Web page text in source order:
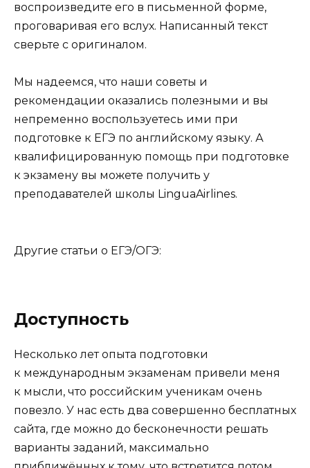
воспроизведите его в письменной форме,
проговаривая его вслух. Написанный текст
сверьте с оригиналом.
Мы надеемся, что наши советы и
рекомендации оказались полезными и вы
непременно воспользуетесь ими при
подготовке к ЕГЭ по английскому языку. А
квалифицированную помощь при подготовке
к экзамену вы можете получить у
преподавателей школы LinguaAirlines.
Другие статьи о ЕГЭ/ОГЭ:
Доступность
Несколько лет опыта подготовки
к международным экзаменам привели меня
к мысли, что российским ученикам очень
повезло. У нас есть два совершенно бесплатных
сайта, где можно до бесконечности решать
варианты заданий, максимально